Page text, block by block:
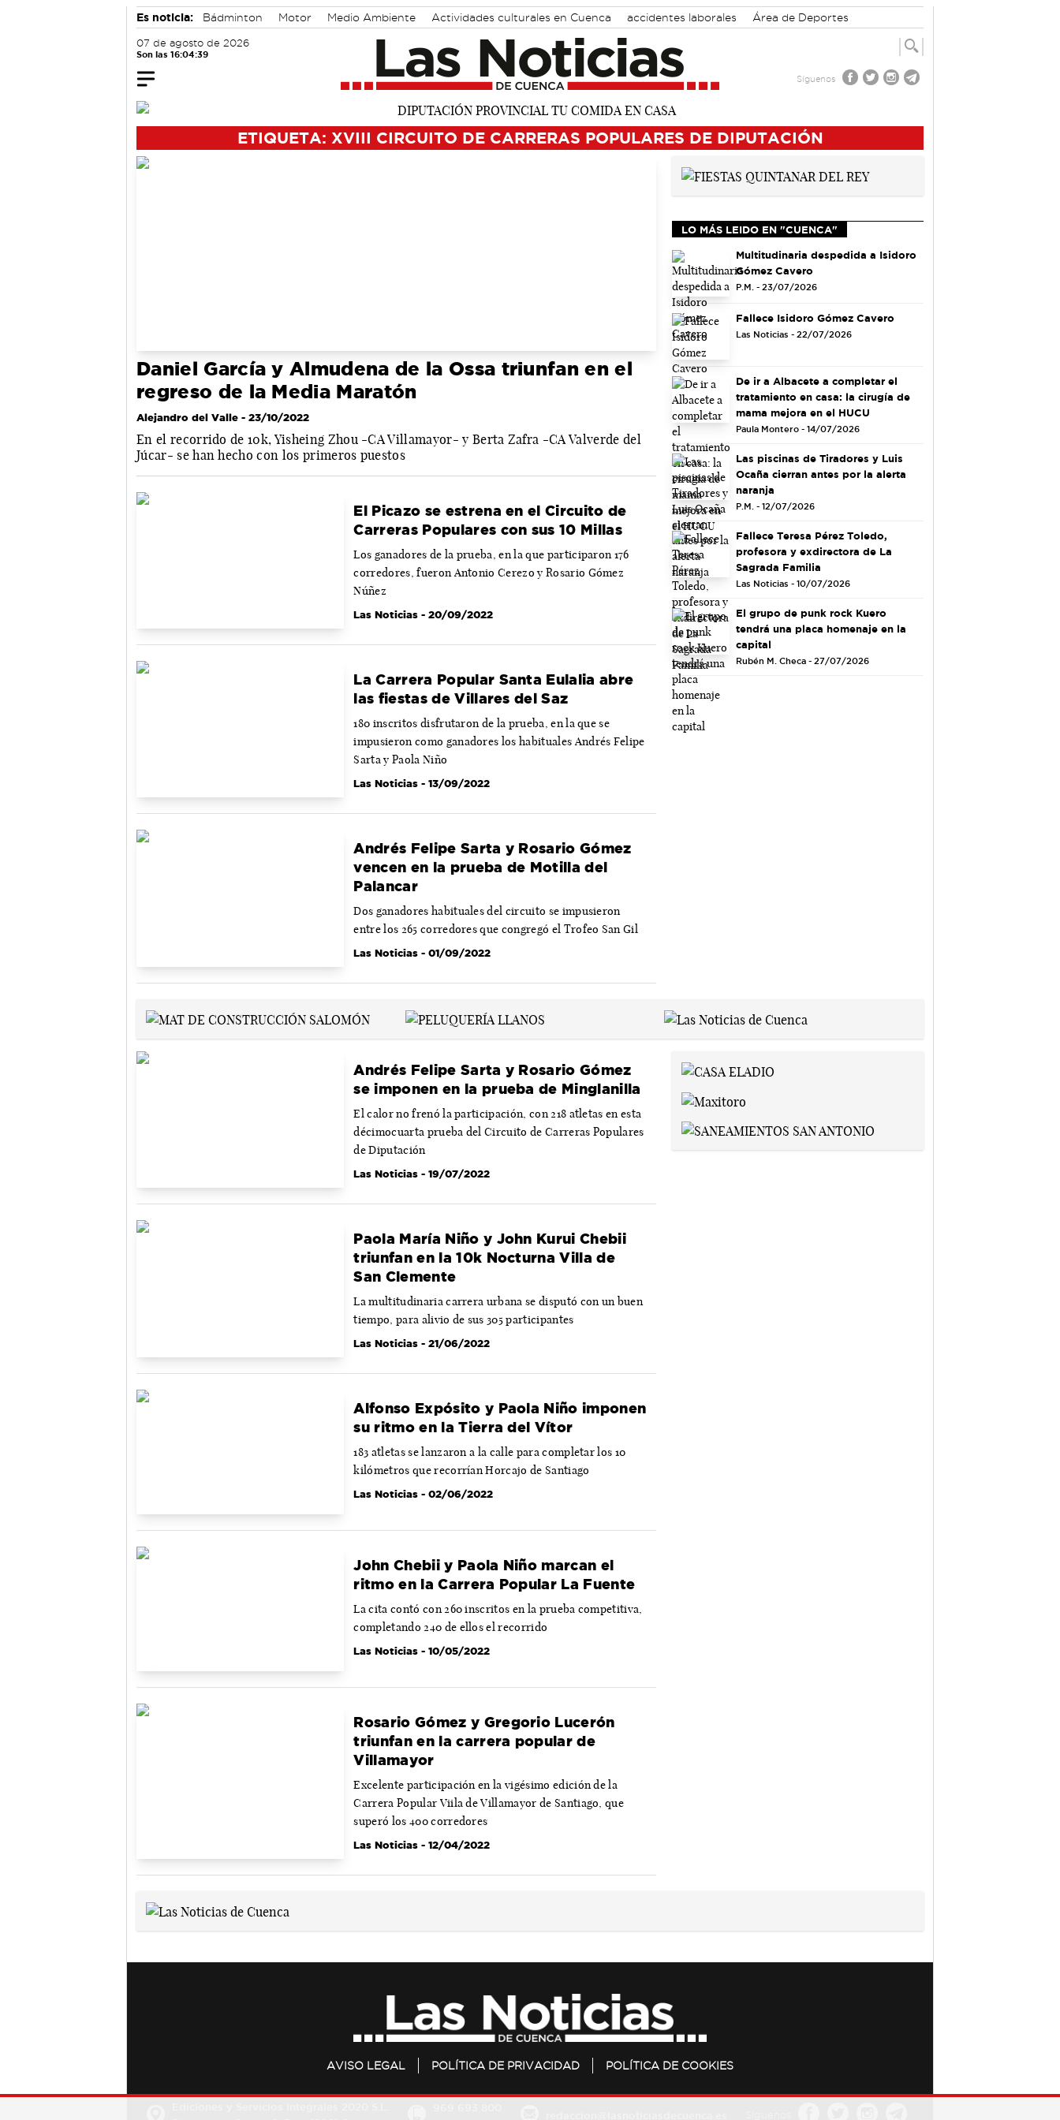
Es noticia: Bádminton Motor Medio Ambiente Actividades culturales en Cuenca accidentes laborales
Área de Deportes
07 de agosto de 2026
Son las 16:04:40
Síguenos
ETIQUETA: XVIII CIRCUITO DE CARRERAS POPULARES DE DIPUTACIÓN
Daniel García y Almudena de la Ossa triunfan en el
regreso de la Media Maratón
Alejandro del Valle - 23/10/2022
En el recorrido de 10k, Yisheing Zhou -CA Villamayor- y Berta Zafra -CA Valverde del
Júcar- se han hecho con los primeros puestos
El Picazo se estrena en el Circuito de
Carreras Populares con sus 10 Millas
Los ganadores de la prueba, en la que participaron 176
corredores, fueron Antonio Cerezo y Rosario Gómez
Núñez
Las Noticias - 20/09/2022
La Carrera Popular Santa Eulalia abre
las fiestas de Villares del Saz
180 inscritos disfrutaron de la prueba, en la que se
impusieron como ganadores los habituales Andrés Felipe
Sarta y Paola Niño
Las Noticias - 13/09/2022
Andrés Felipe Sarta y Rosario Gómez
vencen en la prueba de Motilla del
Palancar
Dos ganadores habituales del circuito se impusieron
entre los 265 corredores que congregó el Trofeo San Gil
Las Noticias - 01/09/2022
LO MÁS LEIDO EN "CUENCA"
Multitudinaria despedida a Isidoro
Gómez Cavero
P.M. - 23/07/2026
Fallece Isidoro Gómez Cavero
Las Noticias - 22/07/2026
De ir a Albacete a completar el
tratamiento en casa: la cirugía de
mama mejora en el HUCU
Paula Montero - 14/07/2026
Las piscinas de Tiradores y Luis
Ocaña cierran antes por la alerta
naranja
P.M. - 12/07/2026
Fallece Teresa Pérez Toledo,
profesora y exdirectora de La
Sagrada Familia
Las Noticias - 10/07/2026
El grupo de punk rock Kuero
tendrá una placa homenaje en la
capital
Rubén M. Checa - 27/07/2026
Andrés Felipe Sarta y Rosario Gómez
se imponen en la prueba de Minglanilla
El calor no frenó la participación, con 218 atletas en esta
décimocuarta prueba del Circuito de Carreras Populares
de Diputación
Las Noticias - 19/07/2022
Paola María Niño y John Kurui Chebii
triunfan en la 10k Nocturna Villa de
San Clemente
La multitudinaria carrera urbana se disputó con un buen
tiempo, para alivio de sus 305 participantes
Las Noticias - 21/06/2022
Alfonso Expósito y Paola Niño imponen
su ritmo en la Tierra del Vítor
183 atletas se lanzaron a la calle para completar los 10
kilómetros que recorrían Horcajo de Santiago
Las Noticias - 02/06/2022
John Chebii y Paola Niño marcan el
ritmo en la Carrera Popular La Fuente
La cita contó con 260 inscritos en la prueba competitiva,
completando 240 de ellos el recorrido
Las Noticias - 10/05/2022
Rosario Gómez y Gregorio Lucerón
triunfan en la carrera popular de
Villamayor
Excelente participación en la vigésimo edición de la
Carrera Popular Viila de Villamayor de Santiago, que
superó los 400 corredores
Las Noticias - 12/04/2022
AVISO LEGAL POLÍTICA DE PRIVACIDAD POLÍTICA DE COOKIES